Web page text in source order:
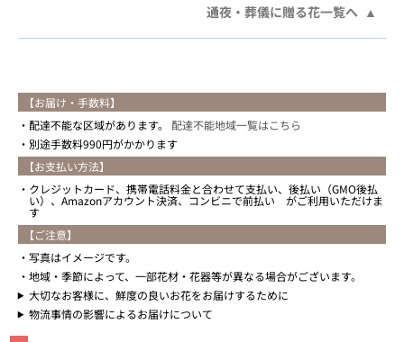
通夜・葬儀に贈る花一覧へ
【お届け・手数料】
配達不能な区域があります。 配達不能地域一覧はこちら
別途手数料990円がかかります
【お支払い方法】
クレジットカード、携帯電話料金と合わせて支払い、後払い（GMO後払
い）、Amazonアカウント決済、コンビニで前払い がご利用いただけま
す
【ご注意】
写真はイメージです。
地域・季節によって、一部花材・花器等が異なる場合がございます。
大切なお客様に、鮮度の良いお花をお届けするために
物流事情の影響によるお届けについて